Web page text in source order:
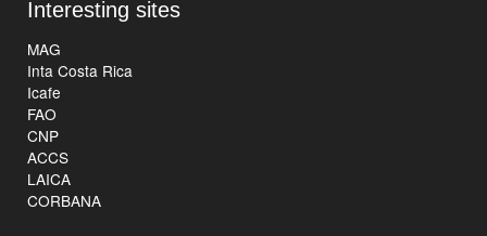
Interesting sites
MAG
Inta Costa Rica
Icafe
FAO
CNP
ACCS
LAICA
CORBANA